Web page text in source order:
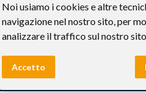
Noi usiamo i cookies e altre
navigazione nel nostro sito, per
analizzare il traffico sul nostro
Accetto
Artigianato e Agricoltura di Bolzano,